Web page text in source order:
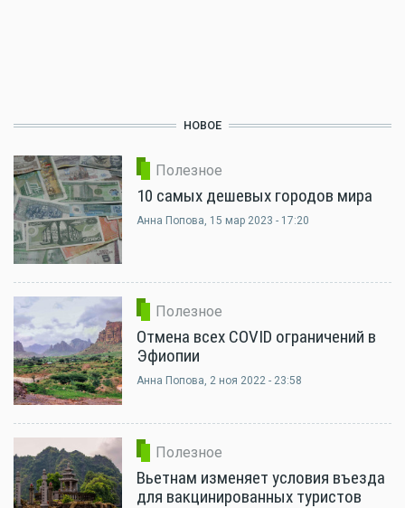
НОВОЕ
Полезное
10 самых дешевых городов мира
Анна Попова, 15 мар 2023 - 17:20
Полезное
Отмена всех COVID ограничений в
Эфиопии
Анна Попова, 2 ноя 2022 - 23:58
Полезное
Вьетнам изменяет условия въезда
для вакцинированных туристов